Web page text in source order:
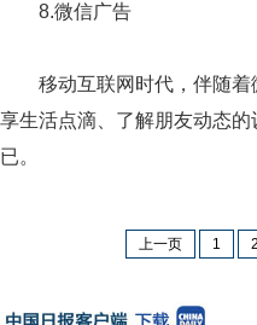
8.微信广告
移动互联网时代，伴随着
享生活点滴、了解朋友动态
已。
上一页 1 2